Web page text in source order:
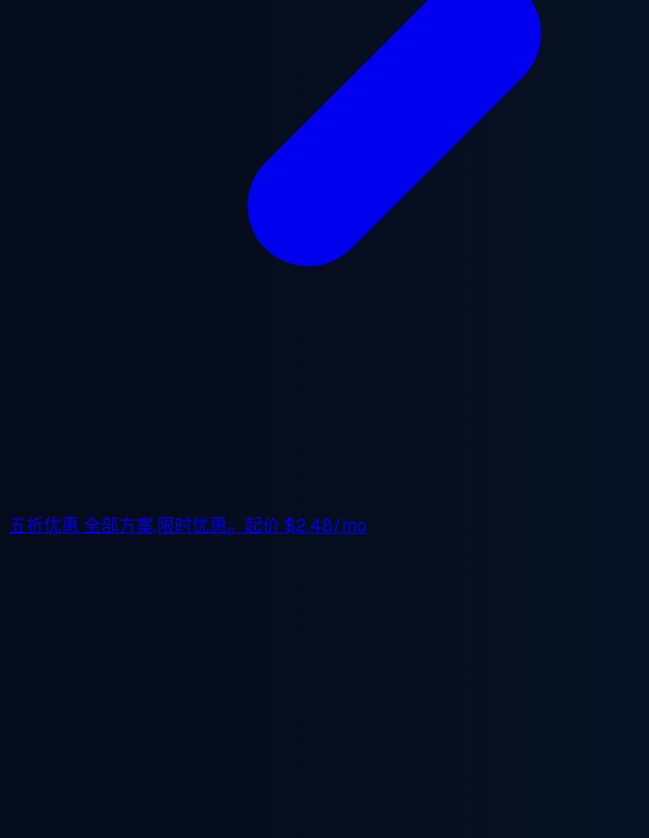
五折优惠 全部方案,限时优惠。起价$2.48/mo